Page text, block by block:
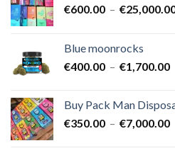
€600.00 – €
Blue moonrocks
€400.00 – €1,700.00
à
Buy Pack Man
€350.00 – €7,000.00